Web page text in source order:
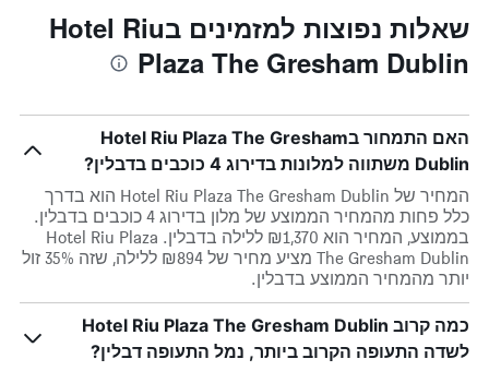
שאלות נפוצות למזמינים בHotel Riu
Plaza The Gresham Dublin
האם התמחור בHotel Riu Plaza The Gresham
Dublin משתווה למלונות בדירוג 4 כוכבים בדבלין?
המחיר של Hotel Riu Plaza The Gresham Dublin הוא בדרך
כלל פחות מהמחיר הממוצע של מלון בדירוג 4 כוכבים בדבלין.
בממוצע, המחיר הוא ₪1,370 ללילה בדבלין. Hotel Riu Plaza
The Gresham Dublin מציע מחיר של ₪894 ללילה, שזה 35% זול
יותר מהמחיר הממוצע בדבלין.
כמה קרוב Hotel Riu Plaza The Gresham Dublin
לשדה התעופה הקרוב ביותר, נמל התעופה דבלין?